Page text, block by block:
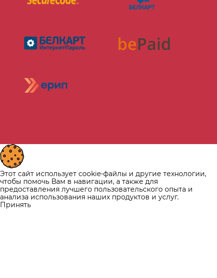
Этот сайт использует cookie-файлы и другие технологии,
чтобы помочь Вам в навигации, а также для
предоставления лучшего пользовательского опыта и
анализа использования наших продуктов и услуг.
Принять